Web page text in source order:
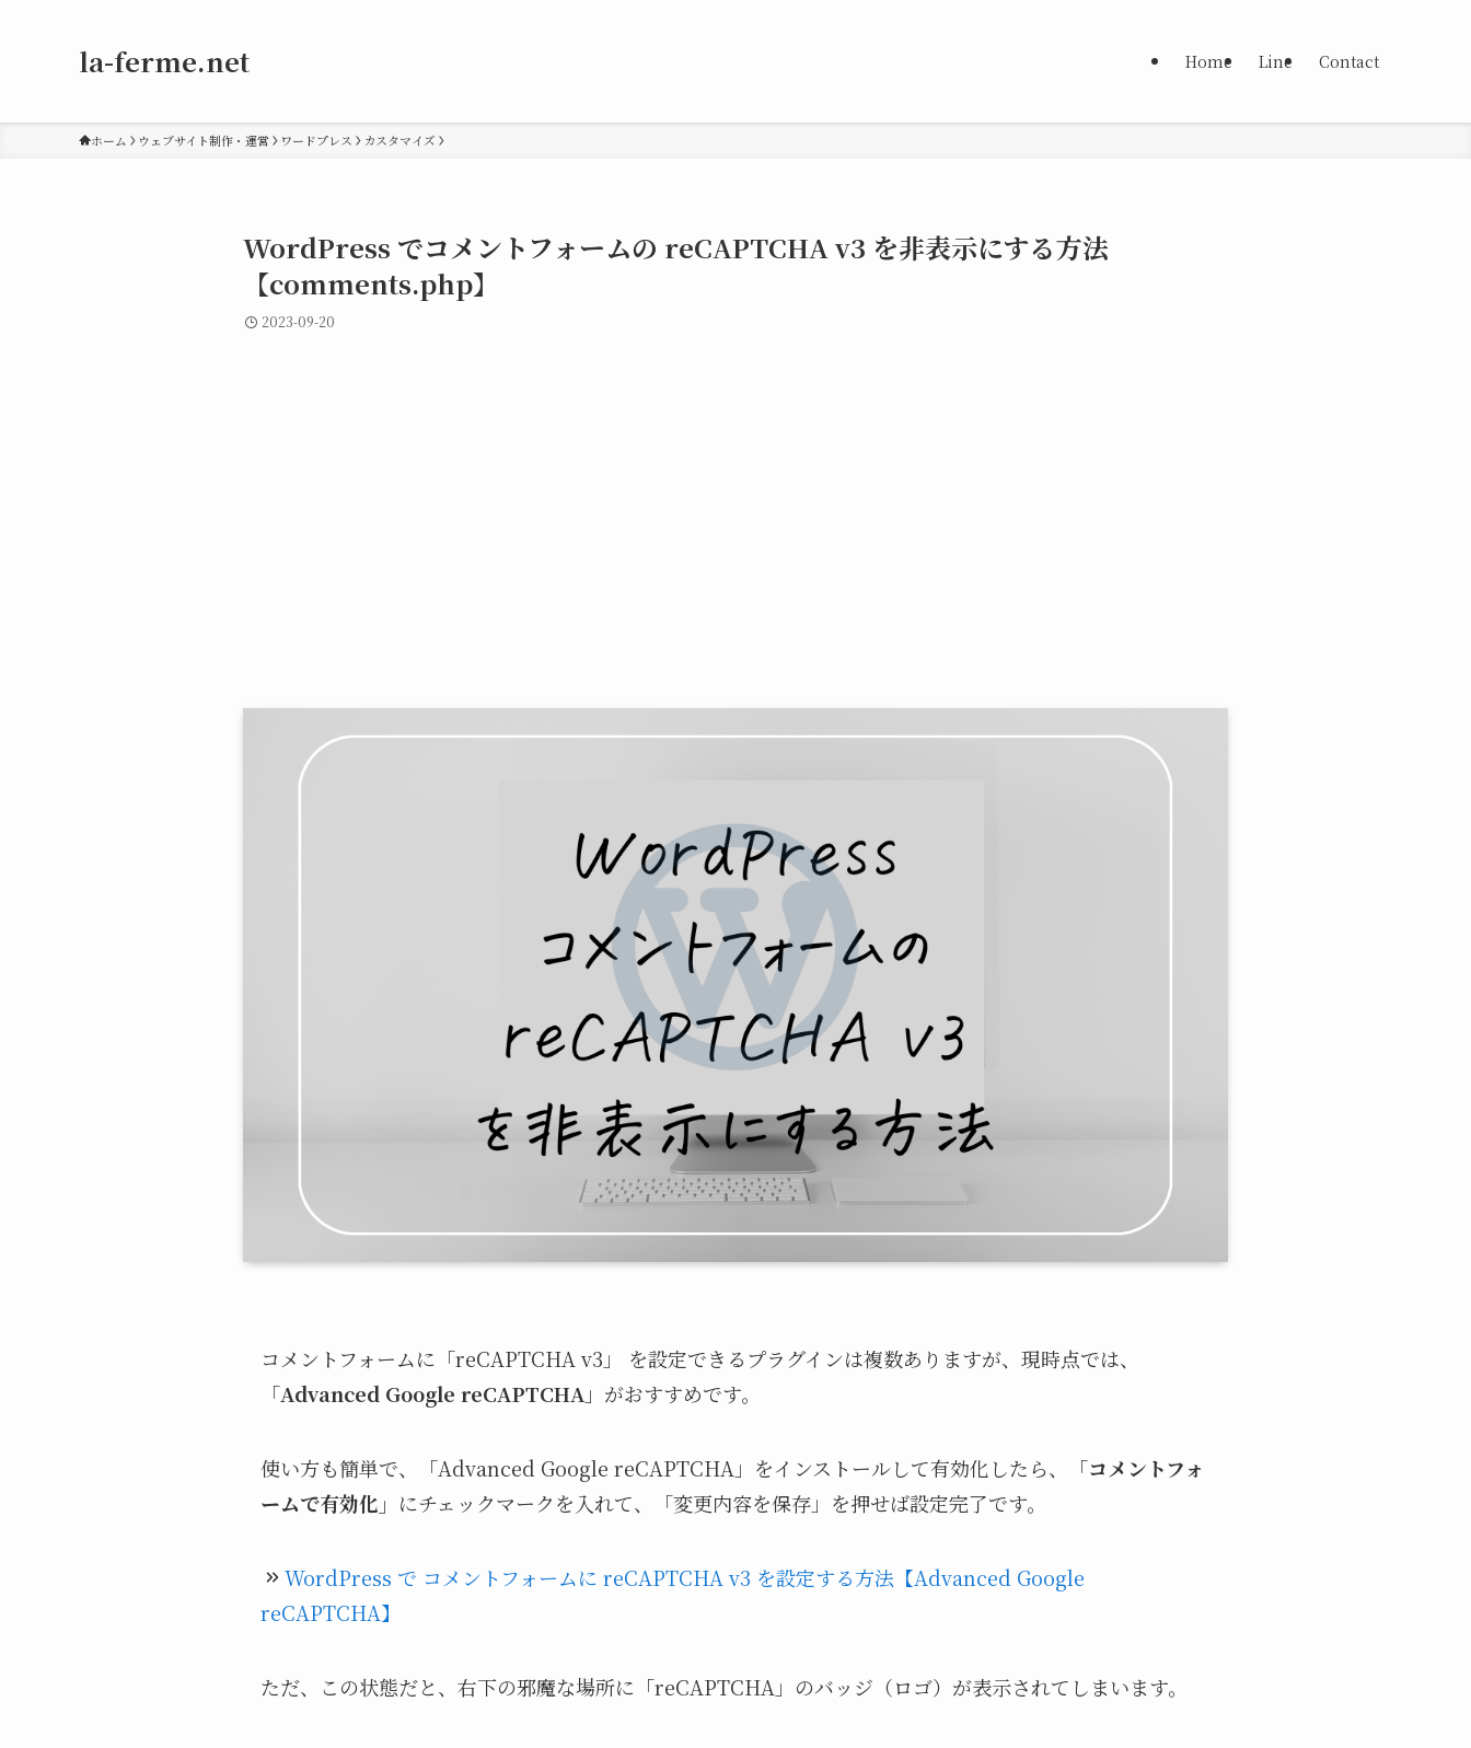
la-ferme.net Home Line Contact
ホーム ウェブサイト制作・運営 ワードプレス カスタマイズ
WordPress でコメントフォームの reCAPTCHA v3 を非表示にする方法
【comments.php】
2023-09-20
コメントフォームに「reCAPTCHA v3」 を設定できるプラグインは複数ありますが、現時点では、
「Advanced Google reCAPTCHA」がおすすめです。
使い方も簡単で、「Advanced Google reCAPTCHA」をインストールして有効化したら、「コメントフォ
ームで有効化」 にチェックマークを入れて、「変更内容を保存」を押せば設定完了です。
WordPress で コメントフォームに reCAPTCHA v3 を設定する方法【Advanced Google
reCAPTCHA】
ただ、この状態だと、右下の邪魔な場所に「reCAPTCHA」のバッジ（ロゴ）が表示されてしまいます。